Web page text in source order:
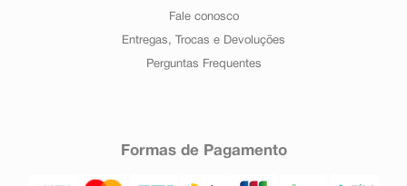
Fale conosco
Entregas, Trocas e Devoluções
Perguntas Frequentes
Formas de Pagamento